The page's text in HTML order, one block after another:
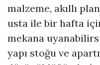
malzeme, akıllı
usta ile bir hafta
mekana
yapı stoğu ve